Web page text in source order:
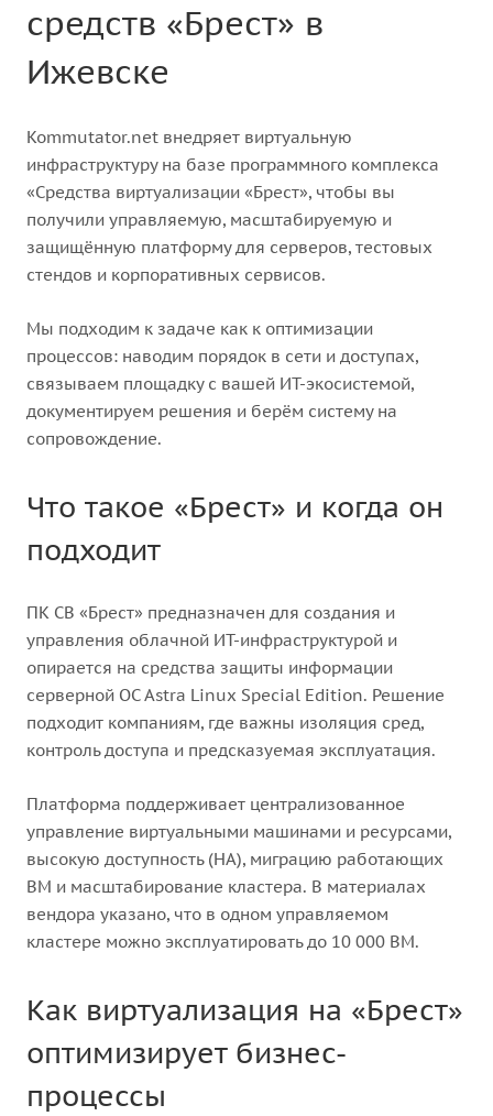
средств «Брест» в
Ижевске
Kommutator.net внедряет виртуальную
инфраструктуру на базе программного комплекса
«Средства виртуализации «Брест», чтобы вы
получили управляемую, масштабируемую и
защищённую платформу для серверов, тестовых
стендов и корпоративных сервисов.
Мы подходим к задаче как к оптимизации
процессов: наводим порядок в сети и доступах,
связываем площадку с вашей ИТ-экосистемой,
документируем решения и берём систему на
сопровождение.
Что такое «Брест» и когда он
подходит
ПК СВ «Брест» предназначен для создания и
управления облачной ИТ-инфраструктурой и
опирается на средства защиты информации
серверной ОС Astra Linux Special Edition. Решение
подходит компаниям, где важны изоляция сред,
контроль доступа и предсказуемая эксплуатация.
Платформа поддерживает централизованное
управление виртуальными машинами и ресурсами,
высокую доступность (HA), миграцию работающих
ВМ и масштабирование кластера. В материалах
вендора указано, что в одном управляемом
кластере можно эксплуатировать до 10 000 ВМ.
Как виртуализация на «Брест»
оптимизирует бизнес-
процессы